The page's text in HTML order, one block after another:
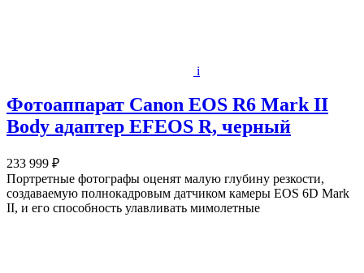
i
Фотоаппарат Canon EOS R6 Mark II
Body адаптер EFEOS R, черный
233 999 ₽
Портретные фотографы оценят малую глубину резкости,
создаваемую полнокадровым датчиком камеры EOS 6D Mark
II, и его способность улавливать мимолетные